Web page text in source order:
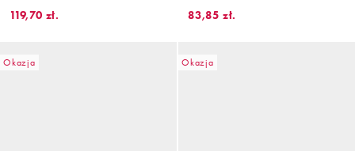
paski
119,70 zł.
paski
83,85 zł.
Okazja Okazja